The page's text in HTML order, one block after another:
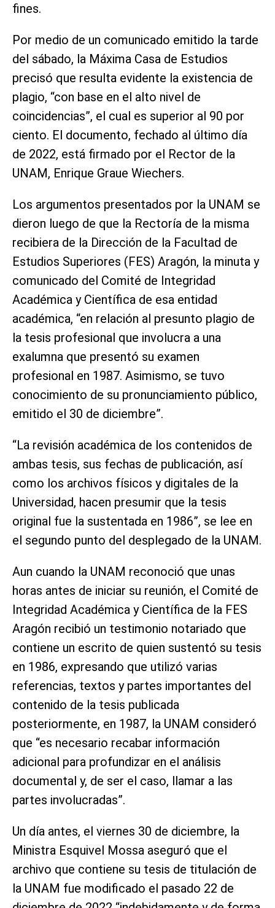
fines.
Por medio de un comunicado emitido la tarde
del sábado, la Máxima Casa de Estudios
precisó que resulta evidente la existencia de
plagio, “con base en el alto nivel de
coincidencias”, el cual es superior al 90 por
ciento. El documento, fechado al último día
de 2022, está firmado por el Rector de la
UNAM, Enrique Graue Wiechers.
Los argumentos presentados por la UNAM se
dieron luego de que la Rectoría de la misma
recibiera de la Dirección de la Facultad de
Estudios Superiores (FES) Aragón, la minuta y
comunicado del Comité de Integridad
Académica y Científica de esa entidad
académica, “en relación al presunto plagio de
la tesis profesional que involucra a una
exalumna que presentó su examen
profesional en 1987. Asimismo, se tuvo
conocimiento de su pronunciamiento público,
emitido el 30 de diciembre”.
“La revisión académica de los contenidos de
ambas tesis, sus fechas de publicación, así
como los archivos físicos y digitales de la
Universidad, hacen presumir que la tesis
original fue la sustentada en 1986”, se lee en
el segundo punto del desplegado de la UNAM.
Aun cuando la UNAM reconoció que unas
horas antes de iniciar su reunión, el Comité de
Integridad Académica y Científica de la FES
Aragón recibió un testimonio notariado que
contiene un escrito de quien sustentó su tesis
en 1986, expresando que utilizó varias
referencias, textos y partes importantes del
contenido de la tesis publicada
posteriormente, en 1987, la UNAM consideró
que “es necesario recabar información
adicional para profundizar en el análisis
documental y, de ser el caso, llamar a las
partes involucradas”.
Un día antes, el viernes 30 de diciembre, la
Ministra Esquivel Mossa aseguró que el
archivo que contiene su tesis de titulación de
la UNAM fue modificado el pasado 22 de